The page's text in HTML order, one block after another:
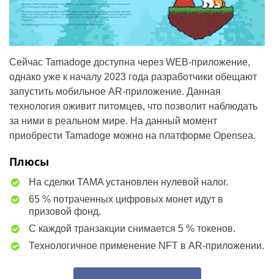
Сейчас Tamadoge доступна через WEB-приложение,
однако уже к началу 2023 года разработчики обещают
запустить мобильное AR-приложение. Данная
технология оживит питомцев, что позволит наблюдать
за ними в реальном мире. На данный момент
приобрести Tamadoge можно на платформе Opensea.
Плюсы
На сделки TAMA установлен нулевой налог.
65 % потраченных цифровых монет идут в
призовой фонд.
С каждой транзакции снимается 5 % токенов.
Технологичное применение NFT в AR-приложении.